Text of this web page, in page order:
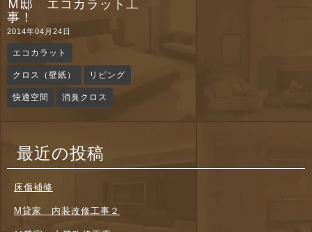
Ｍ邸 エコカラット工
事！
2014年04月24日
エコカラット
クロス（壁紙） リビング
快適空間 消臭クロス
最近の投稿
床傷補修
M貸家 内装改修工事２